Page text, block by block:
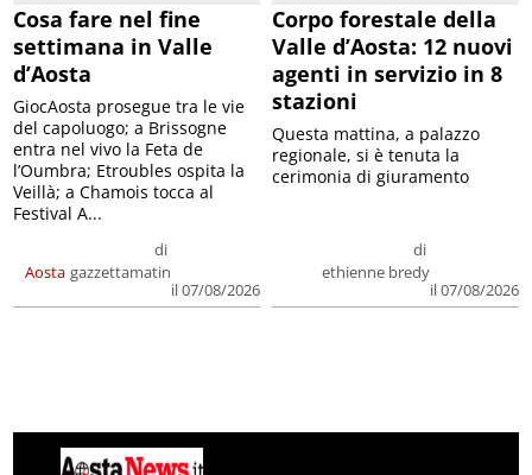
Cosa fare nel fine
settimana in Valle
d’Aosta
Aosta
di
gazzettamatin
il 07/08/2026
GiocAosta prosegue tra le vie
del capoluogo; a Brissogne
entra nel vivo la Feta de
l’Oumbra; Etroubles ospita la
Veillà; a Chamois tocca al
Festival A...
Corpo forestale della
Valle d’Aosta: 12 nuovi
agenti in servizio in 8
stazioni
di
ethienne bredy
il 07/08/2026
Questa mattina, a palazzo
regionale, si è tenuta la
cerimonia di giuramento